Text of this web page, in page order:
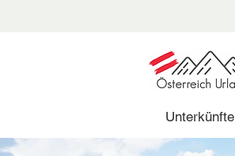
Unterkünfte